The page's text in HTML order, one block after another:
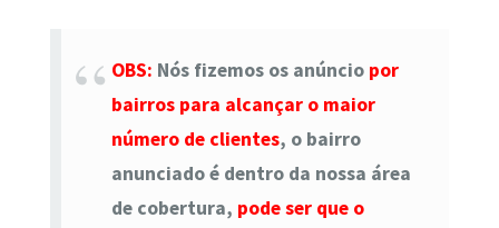
OBS: Nós fizemos os anúncio por
bairros para alcançar o maior
número de clientes, o bairro
anunciado é dentro da nossa área
de cobertura, pode ser que o